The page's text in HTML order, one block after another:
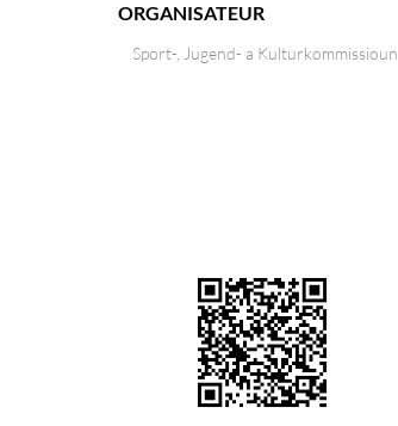
ORGANISATEUR
Sport-, Jugend- a Kulturkommissioun